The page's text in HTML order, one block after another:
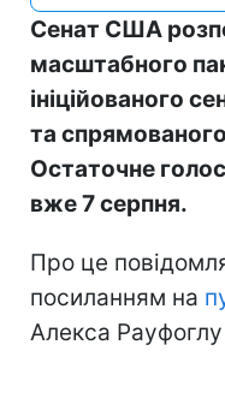
Сенат США
масштабного
ініційованого
та спрямованого
Остаточне
вже 7 серпня.
Про це
посиланням на
Алекса